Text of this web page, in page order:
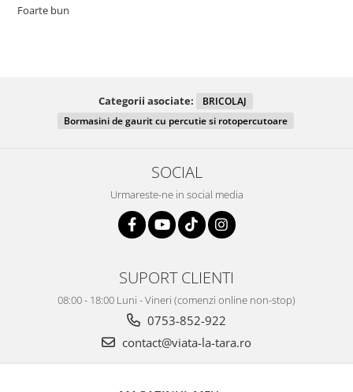
Foarte bun
Categorii asociate:
BRICOLAJ
Bormasini de gaurit cu percutie si rotopercutoare
SOCIAL
Urmareste-ne in social media
SUPORT CLIENTI
08:00 - 18:00 Luni - Vineri (comenzi online non-stop)
0753-852-922
contact@viata-la-tara.ro